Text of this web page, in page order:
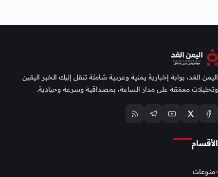
اليمن الغد، بوابة إخبارية يمنية وعربية شاملة تنقل إليك الخبر اليقين
وتحليلات معمّقة على مدار الساعة، بمصداقية وسرعة وحيادية.
الأقسام
منوعات